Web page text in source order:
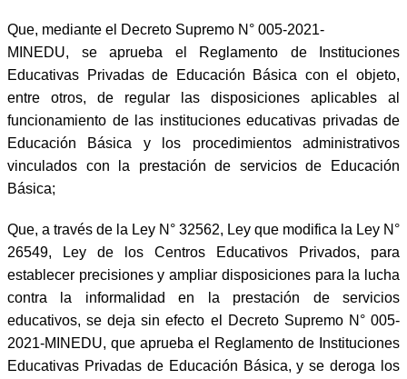
Que, mediante el Decreto Supremo N° 005-2021-
MINEDU, se aprueba el Reglamento de Instituciones
Educativas Privadas de Educación Básica con el objeto,
entre otros, de regular las disposiciones aplicables al
funcionamiento de las instituciones educativas privadas de
Educación Básica y los procedimientos administrativos
vinculados con la prestación de servicios de Educación
Básica;
Que, a través de la Ley N° 32562, Ley que modifica la Ley N°
26549, Ley de los Centros Educativos Privados, para
establecer precisiones y ampliar disposiciones para la lucha
contra la informalidad en la prestación de servicios
educativos, se deja sin efecto el Decreto Supremo N° 005-
2021-MINEDU, que aprueba el Reglamento de Instituciones
Educativas Privadas de Educación Básica, y se deroga los